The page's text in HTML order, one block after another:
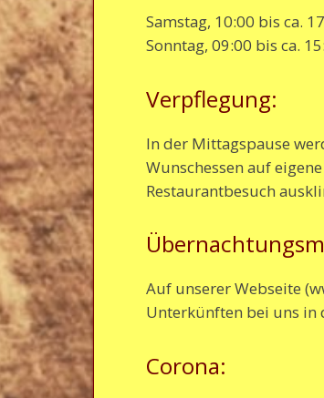
Samstag, 10:00 bis ca.
Sonntag, 09:00 bis ca.
Verpflegung:
In der Mittagspause
Wunschessen auf
Restaurantbesuch
Auf unserer Webseite
Unterkünften bei uns in
Corona: